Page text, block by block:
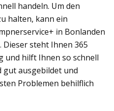
handeln. Um den
halten, kann ein
in Bonlanden
steht Ihnen 365
und hilft Ihnen so schnell
gut ausgebildet und
Problemen behilflich